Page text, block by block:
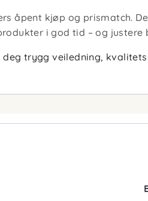
åpent kjøp og prismatch.
i god tid – og justere
trygg veiledning,